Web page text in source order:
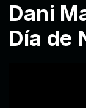
Dani
Día de